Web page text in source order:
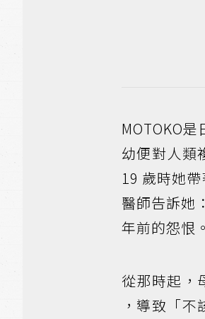
MOTOKO
幼便對人類
19 歲時她
醫師告訴她
年前的怨恨
從那時起，
，導致「